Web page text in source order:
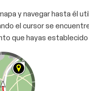
y navegar hasta él
el cursor se
que hayas establecido